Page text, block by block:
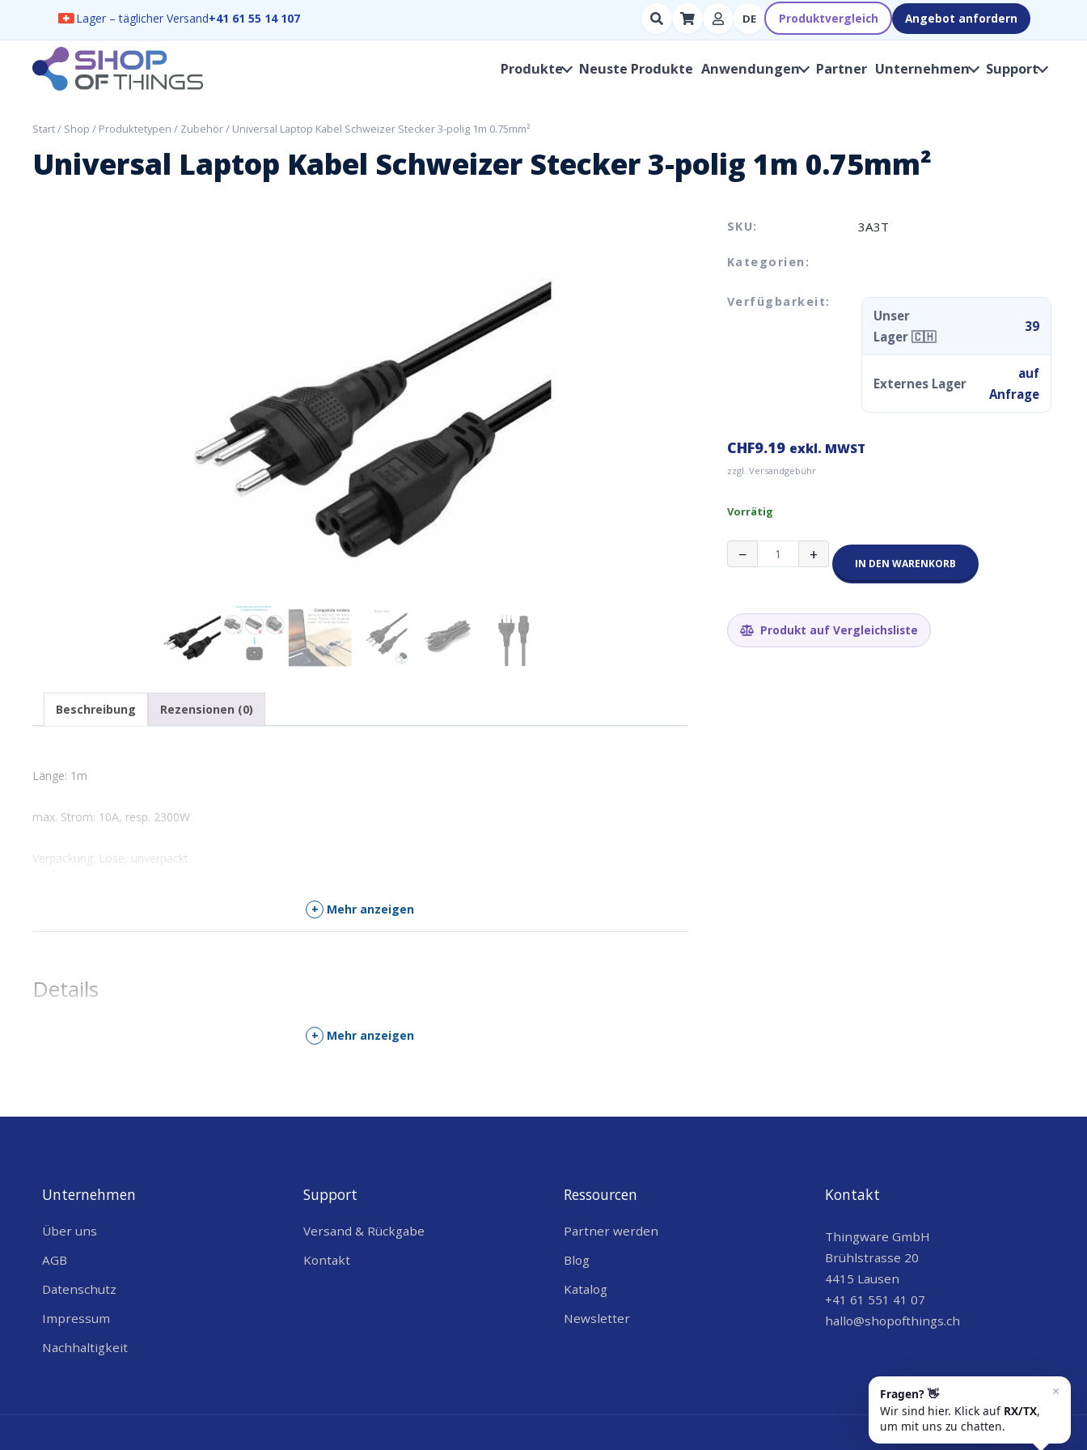
Lager – täglicher Versand+41 61 55 14 107
Suchen
nach
Hersteller,
DE Produktvergleich Angebot anfordern
ShopOfThings
Produkte Neuste Produkte Anwendungen Partner Unternehmen Support
Start/ Shop / Produktetypen / Zubehör/ Universal Laptop Kabel Schweizer Stecker 3-polig 1m 0.75mm²
Universal Laptop Kabel Schweizer Stecker 3-polig 1m 0.75mm²
SKU: 3A3T
Kategorien:
Verfügbarkeit:
Unser
Lager 🇨🇭
39
Externes Lager
auf
Anfrage
CHF9.19 exkl. MWST
zzgl. Versandgebühr
Vorrätig
−
Universal
Laptop
3-
polig
+ IN DEN WARENKORB
Produkt auf Vergleichsliste
Beschreibung Rezensionen (0)
Länge: 1m
max. Strom: 10A, resp. 2300W
Verpackung: Lose, unverpackt
+ Mehr anzeigen
Details
+ Mehr anzeigen
Unternehmen
Über uns
AGB
Datenschutz
Impressum
Nachhaltigkeit
Support
Versand & Rückgabe
Kontakt
Ressourcen
Partner werden
Blog
Katalog
Newsletter
Kontakt
Thingware GmbH
Brühlstrasse 20
4415 Lausen
+41 61 551 41 07
hallo@shopofthings.ch